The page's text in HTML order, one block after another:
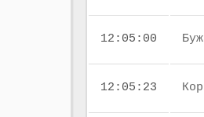
12:05:00
12:05:23